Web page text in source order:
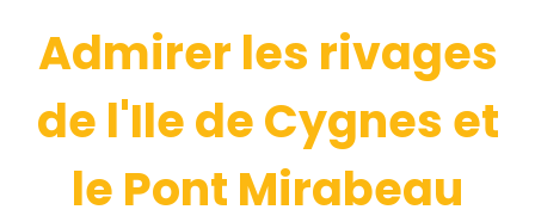
Admirer les rivages
de l'Ile de Cygnes et
le Pont Mirabeau